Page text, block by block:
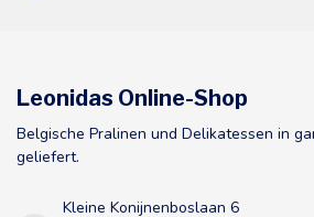
Leonidas Online-Shop
Belgische Pralinen und Delikatessen in
geliefert.
Kleine Konijnenboslaan 6